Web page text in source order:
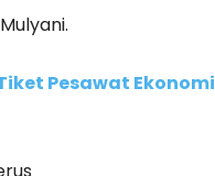
Pesawat Ekonomi